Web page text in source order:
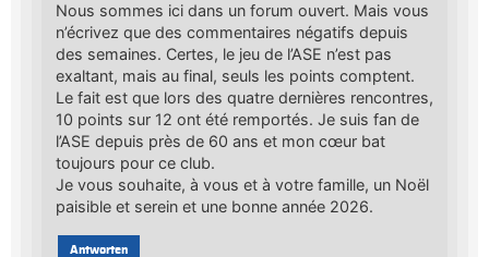
Nous sommes ici dans un forum ouvert. Mais vous
n’écrivez que des commentaires négatifs depuis
des semaines. Certes, le jeu de l’ASE n’est pas
exaltant, mais au final, seuls les points comptent.
Le fait est que lors des quatre dernières rencontres,
10 points sur 12 ont été remportés. Je suis fan de
l’ASE depuis près de 60 ans et mon cœur bat
toujours pour ce club.
Je vous souhaite, à vous et à votre famille, un Noël
paisible et serein et une bonne année 2026.
Antworten